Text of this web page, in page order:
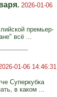
2026-01-06
премьер-
всё ...
01-06 14:46:31
Суперкубка
в каком ...